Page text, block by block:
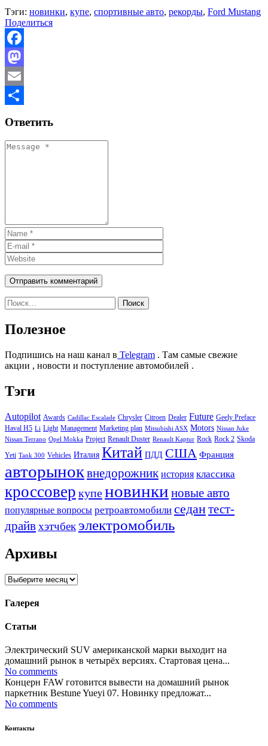
Тэги: новинки, купе, спортивные авто, рекорды, Ford Mustang
Поделиться
Facebook
Mastodon
Email
Ответить
Найти:
Полезное
Подпишись на наш канал в Telegram . Там самые свежие
акции , новости и поступление автомобилей .
Тэги
Autopilot Awards Cadillac Escalade Chrysler Citroen Dealer Future Geely Preface
Haval H5 Li Light Management Marketing plan Mitsubishi ASX Motors Nissan Juke
Nissan Terrano Opel Mokka Project Renault Duster Renault Kaptur Rock Rock 2 Skoda
Yeti Tank 300 Vehicles Италия Китай ПДД США Франция
авторыноквнедорожник история классика
кроссовер купеновинки новые авто
популярные вопросы ретроавтомобили седантест-
драйвхэтчбек электромобиль
Архивы
Архивы
Галерея
Статьи
Электрический SUV американской марки выходит на
домашний рынок в четырёх версиях. Стартовая цена...
No comments
Концерн FAW готовится вывести на домашний рынок
паркетник Bestune Yueyi 07. Новинку предложат...
No comments
Контакты